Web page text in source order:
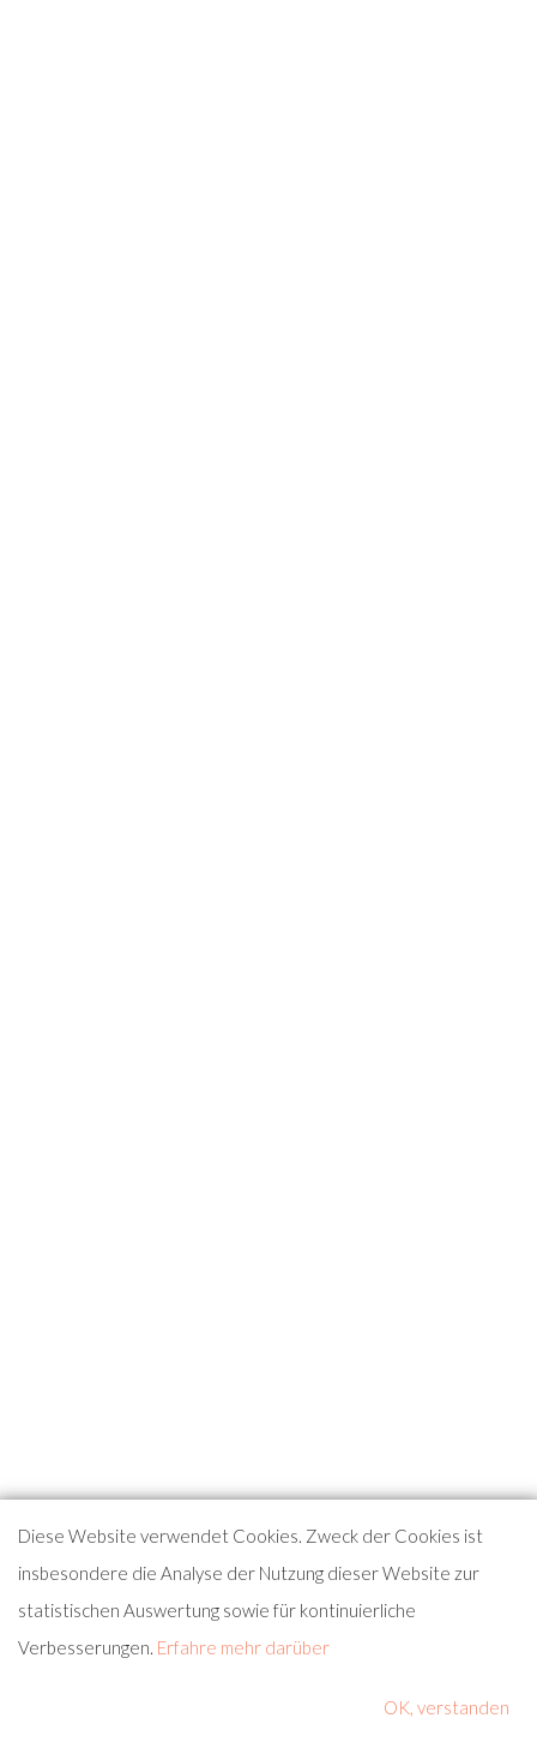
Diese Website verwendet Cookies. Zweck der Cookies ist
insbesondere die Analyse der Nutzung dieser Website zur
statistischen Auswertung sowie für kontinuierliche
Verbesserungen. Erfahre mehr darüber
OK, verstanden